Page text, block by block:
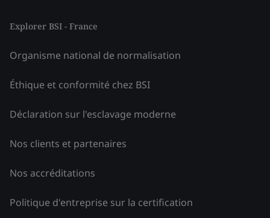
Explorer BSI - France
Organisme national de normalisation
Éthique et conformité chez BSI
Déclaration sur l'esclavage moderne
Nos clients et partenaires
Nos accréditations
Politique d'entreprise sur la certification